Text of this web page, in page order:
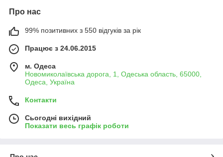
Про нас
99% позитивних з 550 відгуків за рік
Працює з 24.06.2015
м. Одеса
Новомиколаївська дорога, 1, Одеська область, 65000,
Одеса, Україна
Контакти
Сьогодні вихідний
Показати весь графік роботи